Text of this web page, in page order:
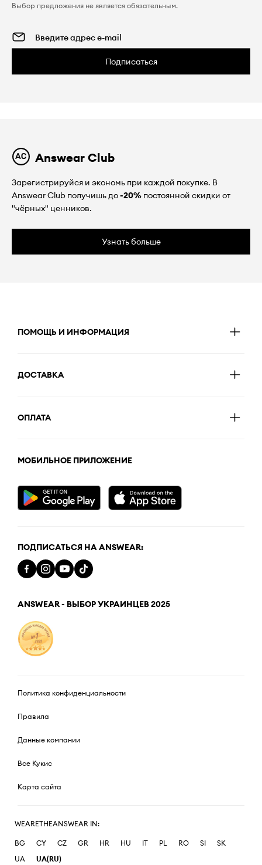
Выбор предложения не является обязательным.
Подписаться
Answear Club
Зарегистрируйся и экономь при каждой покупке. В
Answear Club получишь до-20% постоянной скидки от
"чёрных" ценников.
Узнать больше
ПОМОЩЬ И ИНФОРМАЦИЯ
ДОСТАВКА
ОПЛАТА
МОБИЛЬНОЕ ПРИЛОЖЕНИЕ
ПОДПИСАТЬСЯ НА ANSWEAR:
ANSWEAR - ВЫБОР УКРАИНЦЕВ 2025
Политика конфиденциальности
Правила
Данные компании
Все Кукис
Карта сайта
WEARETHEANSWEAR IN:
BG CY CZ GR HR HU IT PL RO SI
SK
UA
UA(RU)